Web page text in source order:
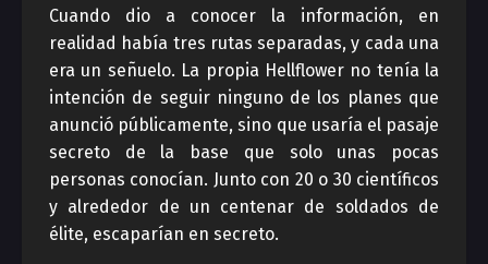
Cuando dio a conocer la información, en
realidad había tres rutas separadas, y cada una
era un señuelo. La propia Hellflower no tenía la
intención de seguir ninguno de los planes que
anunció públicamente, sino que usaría el pasaje
secreto de la base que solo unas pocas
personas conocían. Junto con 20 o 30 científicos
y alrededor de un centenar de soldados de
élite, escaparían en secreto.